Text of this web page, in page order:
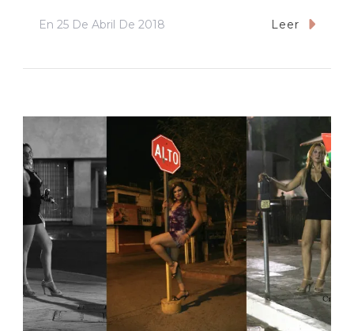
En 25 De Abril De 2018 Leer